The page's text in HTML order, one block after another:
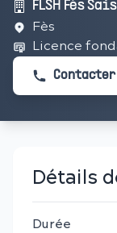
FLSH Fès Sais
Fès
Licence
Contacter
Détails
Durée